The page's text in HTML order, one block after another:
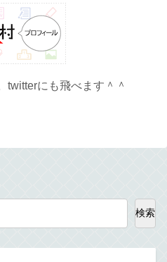
twitterにも飛べます＾＾
検索